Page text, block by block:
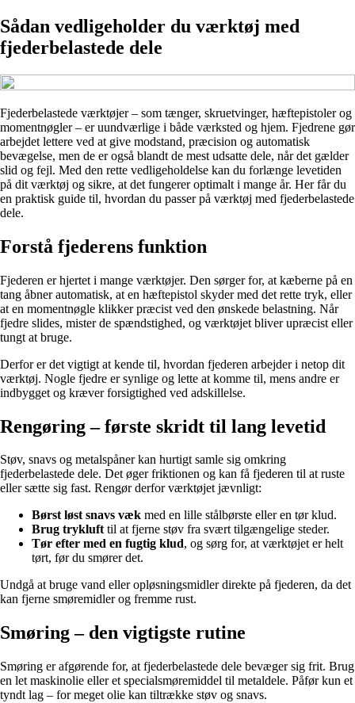
Sådan vedligeholder du værktøj med
fjederbelastede dele
Fjederbelastede værktøjer – som tænger, skruetvinger, hæftepistoler og
momentnøgler – er uundværlige i både værksted og hjem. Fjedrene gør
arbejdet lettere ved at give modstand, præcision og automatisk
bevægelse, men de er også blandt de mest udsatte dele, når det gælder
slid og fejl. Med den rette vedligeholdelse kan du forlænge levetiden
på dit værktøj og sikre, at det fungerer optimalt i mange år. Her får du
en praktisk guide til, hvordan du passer på værktøj med fjederbelastede
dele.
Forstå fjederens funktion
Fjederen er hjertet i mange værktøjer. Den sørger for, at kæberne på en
tang åbner automatisk, at en hæftepistol skyder med det rette tryk, eller
at en momentnøgle klikker præcist ved den ønskede belastning. Når
fjedre slides, mister de spændstighed, og værktøjet bliver upræcist eller
tungt at bruge.
Derfor er det vigtigt at kende til, hvordan fjederen arbejder i netop dit
værktøj. Nogle fjedre er synlige og lette at komme til, mens andre er
indbygget og kræver forsigtighed ved adskillelse.
Rengøring – første skridt til lang levetid
Støv, snavs og metalspåner kan hurtigt samle sig omkring
fjederbelastede dele. Det øger friktionen og kan få fjederen til at ruste
eller sætte sig fast. Rengør derfor værktøjet jævnligt:
Børst løst snavs væk med en lille stålbørste eller en tør klud.
Brug tryklufttil at fjerne støv fra svært tilgængelige steder.
Tør efter med en fugtig klud, og sørg for, at værktøjet er helt
tørt, før du smører det.
Undgå at bruge vand eller opløsningsmidler direkte på fjederen, da det
kan fjerne smøremidler og fremme rust.
Smøring – den vigtigste rutine
Smøring er afgørende for, at fjederbelastede dele bevæger sig frit. Brug
en let maskinolie eller et specialsmøremiddel til metaldele. Påfør kun et
tyndt lag – for meget olie kan tiltrække støv og snavs.